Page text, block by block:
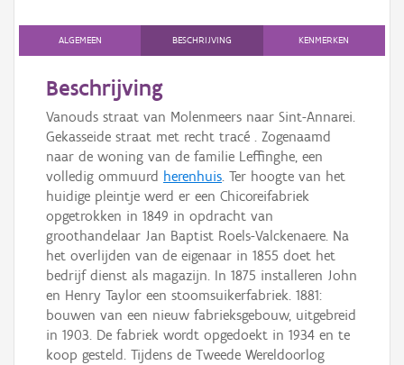
Persoon of collectief
Downloads
Hergebruik
Aanmelden
ALGEMEEN BESCHRIJVING KENMERKEN
Beschrijving
Vanouds straat van Molenmeers naar Sint-Annarei.
Gekasseide straat met recht tracé . Zogenaamd
naar de woning van de familie Leffinghe, een
volledig ommuurd herenhuis. Ter hoogte van het
huidige pleintje werd er een Chicoreifabriek
opgetrokken in 1849 in opdracht van
groothandelaar Jan Baptist Roels-Valckenaere. Na
het overlijden van de eigenaar in 1855 doet het
bedrijf dienst als magazijn. In 1875 installeren John
en Henry Taylor een stoomsuikerfabriek. 1881:
bouwen van een nieuw fabrieksgebouw, uitgebreid
in 1903. De fabriek wordt opgedoekt in 1934 en te
koop gesteld. Tijdens de Tweede Wereldoorlog